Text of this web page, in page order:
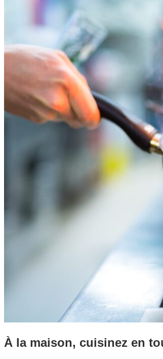
À la maison, cuisinez en